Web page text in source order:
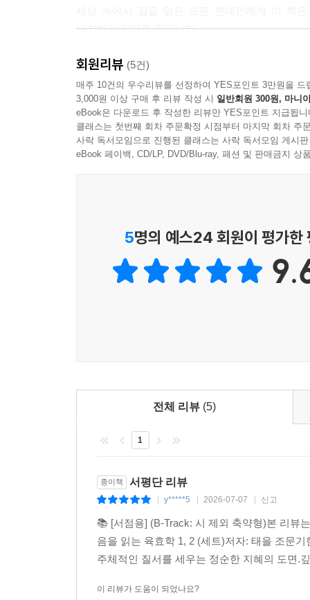
나침반이 되어줄 것입니다.
본격적인 괘의 분석에 들어가면 저자가 제시하는
선사합니다. 육효의 가장 기본이 되는 음양(陰
메커니즘으로 정의하며 마음의 병이 오행의 불균
구체적인 목표인 용신이 공망을 당했다면, 이는
심리학적 '조증적 방어(Manic Defense)' 상태로 완
관계 갈등의 본질을 깊이 있게 파고듭니다. 이
움직임에 따라 얼마든지 치유될 수 있음을 역설
분석 도구로 완벽하게 환골탈태하는 과정을 목격
소유에 대한 집착을 뜻하는 재효(財爻)와 사회
스트레스가 가중되는 현대인의 강박을 거울처럼
독자들에게 눈물겨운 위로와 실질적인 치유의
옮겨지는 출공(出空)의 역동적 사례들을 창업,
붙이고 심리적 복원력을 발휘할 수 있는지 따뜻한
하는 대목은 이 책의 백미입니다. 본서는 영혼의
(卦身)의 활용법까지 전수하며 독자들을 깊이 있
동양의 오랜 지혜인 육효학이 현대 심리학과 만
회원리뷰 (5건)
매주 10건의 우수리뷰를 선정하여 YES포인트 3만원을 드
3,000원 이상 구매 후 리뷰 작성 시 일반회원 300원, 마니
eBook은 다운로드 후 작성한 리뷰만 YES포인트 지급됩니
클래스는 첫번째 회차 주문확정 시점부터 마지막 회차 주
사락 독서모임으로 진행된 클래스는 사락 독서모임 게시
eBook 페이백, CD/LP, DVD/Blu-ray, 패션 및 판매금지 상
5명의 예스24 회원이 평가한
전체 리뷰 (5)
1
종이책 서평단 리뷰
y*****5 2026-07-07 신고
📚 [서점용] (B-Track: 시 제외 축약형)본 리뷰
음을 읽는 육효학 1, 2 (세트)저자: 태을 조문
주체적인 질서를 세우는 정순한 지혜의 도면.
이 리뷰가 도움이 되었나요?